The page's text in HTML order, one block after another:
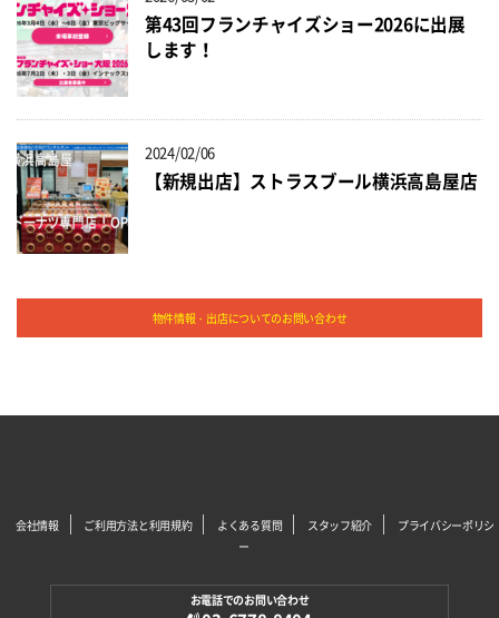
第43回フランチャイズショー2026に出展
します！
2024/02/06
【新規出店】ストラスブール横浜高島屋店
物件情報・出店についてのお問い合わせ
会社情報 ご利用方法と利用規約 よくある質問 スタッフ紹介
プライバシーポリシ
ー
お電話でのお問い合わせ